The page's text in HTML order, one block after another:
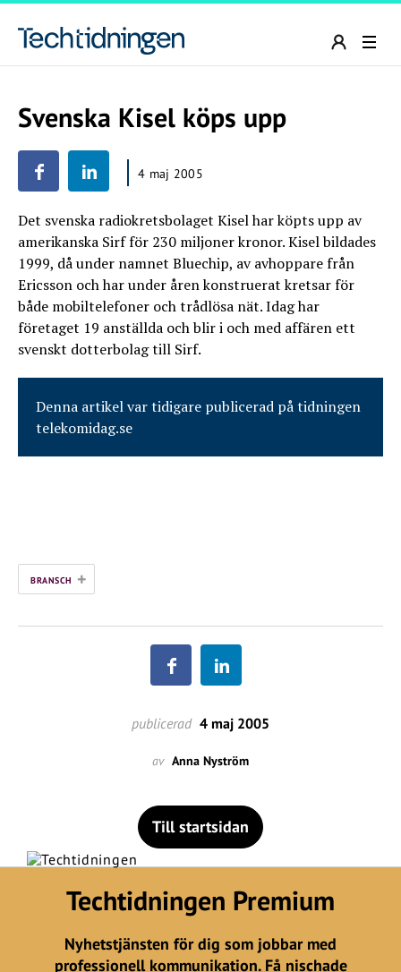
Svenska Kisel köps upp
4 maj 2005
Det svenska radiokretsbolaget Kisel har köpts upp av
amerikanska Sirf för 230 miljoner kronor. Kisel bildades
1999, då under namnet Bluechip, av avhoppare från
Ericsson och har under åren konstruerat kretsar för
både mobiltelefoner och trådlösa nät. Idag har
företaget 19 anställda och blir i och med affären ett
svenskt dotterbolag till Sirf.
Denna artikel var tidigare publicerad på tidningen
telekomidag.se
BRANSCH +
publicerad 4 maj 2005
av Anna Nyström
Till startsidan
Techtidningen Premium
Nyhetstjänsten för dig som jobbar med
professionell kommunikation. Få nischade